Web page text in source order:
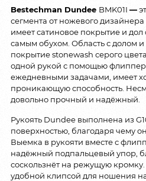
Bestechman Dundee BMK01I —
сегмента от ножевого
имеет сатиновое покрытие и
самым обухом. Область с долом
покрытие stonewash серого
одной рукой с помощью
ежедневными задачами, имеет
проникающую способность.
довольно прочный и надёжный.
Рукоять Dundee выполнена из
поверхностью, благодаря чему
Выемка в рукояти вместе с
надёжный подпальцевый упор,
соскользнёт на режущую
удобной клипсой для ношения